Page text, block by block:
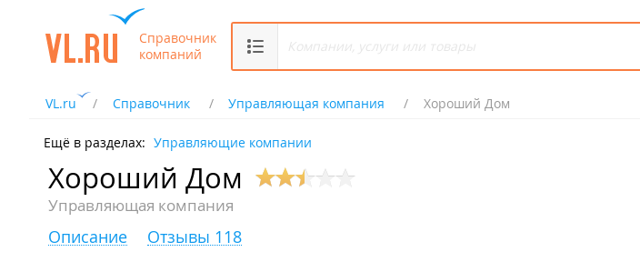
Справочник
компаний
VL.ru Справочник Управляющая компания Хороший Дом
Ещё в разделах: Управляющие компании
Хороший Дом
Управляющая компания
Описание Отзывы 118